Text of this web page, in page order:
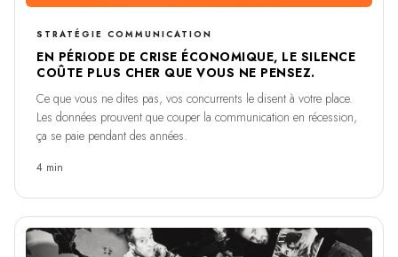
STRATÉGIE COMMUNICATION
EN PÉRIODE DE CRISE ÉCONOMIQUE, LE SILENCE
COÛTE PLUS CHER QUE VOUS NE PENSEZ.
Ce que vous ne dites pas, vos concurrents le disent à votre place.
Les données prouvent que couper la communication en récession,
ça se paie pendant des années.
4 min